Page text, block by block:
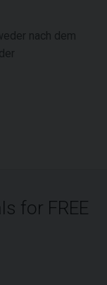
nach dem
for FREE